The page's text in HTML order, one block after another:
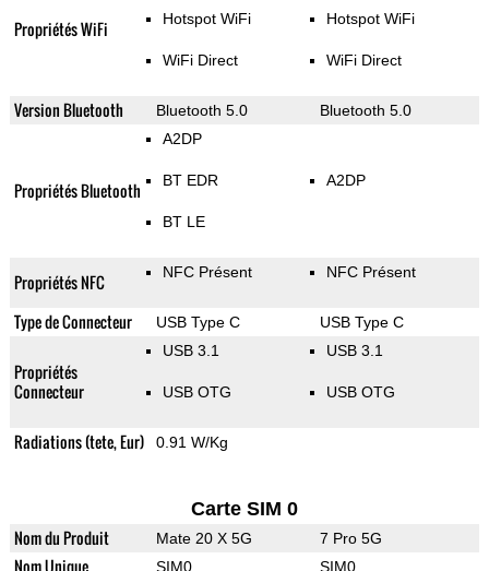
Propriétés WiFi Hotspot WiFi
WiFi Direct
Hotspot WiFi
WiFi Direct
Version Bluetooth Bluetooth 5.0 Bluetooth 5.0
Propriétés Bluetooth
A2DP
BT EDR
BT LE
A2DP
Propriétés NFC NFC Présent NFC Présent
Type de Connecteur USB Type C USB Type C
Propriétés
Connecteur
USB 3.1
USB OTG
USB 3.1
USB OTG
Radiations (tete, Eur) 0.91 W/Kg
Carte SIM 0
Nom du Produit Mate 20 X 5G 7 Pro 5G
Nom Unique SIM0 SIM0